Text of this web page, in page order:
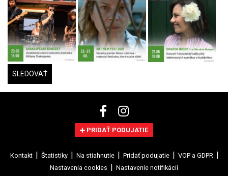
SLEDOVAŤ
PRIDAŤ PODUJATIE
Kontakt Štatistiky Na stiahnutie Pridať podujatie
VOP a GDPR
Nastavenia cookies
Nastavenie notifikácií